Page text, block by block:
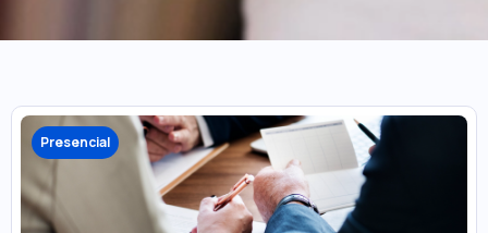
Presencial